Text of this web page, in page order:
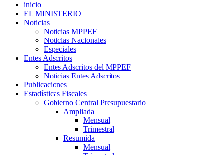
inicio
EL MINISTERIO
Noticias
Noticias MPPEF
Noticias Nacionales
Especiales
Entes Adscritos
Entes Adscritos del MPPEF
Noticias Entes Adscritos
Publicaciones
Estadísticas Fiscales
Gobierno Central Presupuestario
Ampliada
Mensual
Trimestral
Resumida
Mensual